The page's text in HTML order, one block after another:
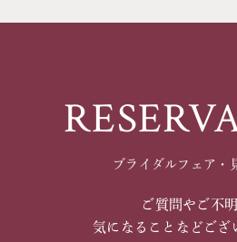
ブライダルフェア・
ご質問やご不明
気になることなどござ